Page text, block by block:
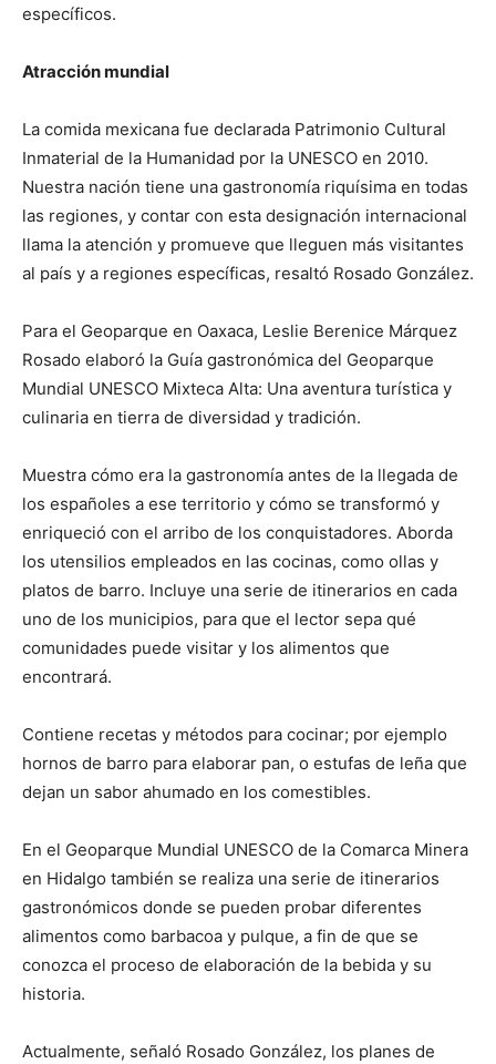
específicos.
Atracción mundial
La comida mexicana fue declarada Patrimonio Cultural
Inmaterial de la Humanidad por la UNESCO en 2010.
Nuestra nación tiene una gastronomía riquísima en todas
las regiones, y contar con esta designación internacional
llama la atención y promueve que lleguen más visitantes
al país y a regiones específicas, resaltó Rosado González.
Para el Geoparque en Oaxaca, Leslie Berenice Márquez
Rosado elaboró la Guía gastronómica del Geoparque
Mundial UNESCO Mixteca Alta: Una aventura turística y
culinaria en tierra de diversidad y tradición.
Muestra cómo era la gastronomía antes de la llegada de
los españoles a ese territorio y cómo se transformó y
enriqueció con el arribo de los conquistadores. Aborda
los utensilios empleados en las cocinas, como ollas y
platos de barro. Incluye una serie de itinerarios en cada
uno de los municipios, para que el lector sepa qué
comunidades puede visitar y los alimentos que
encontrará.
Contiene recetas y métodos para cocinar; por ejemplo
hornos de barro para elaborar pan, o estufas de leña que
dejan un sabor ahumado en los comestibles.
En el Geoparque Mundial UNESCO de la Comarca Minera
en Hidalgo también se realiza una serie de itinerarios
gastronómicos donde se pueden probar diferentes
alimentos como barbacoa y pulque, a fin de que se
conozca el proceso de elaboración de la bebida y su
historia.
Actualmente, señaló Rosado González, los planes de